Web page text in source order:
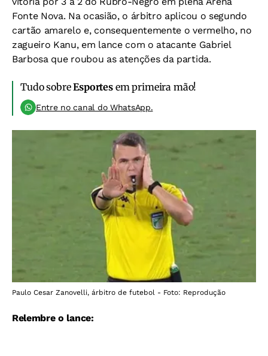
Fonte Nova. Na ocasião, o árbitro aplicou o segundo
cartão amarelo e, consequentemente o vermelho, no
zagueiro Kanu, em lance com o atacante Gabriel
Barbosa que roubou as atenções da partida.
Tudo sobreEsportesem primeira mão!
Entre no canal do WhatsApp.
Paulo Cesar Zanovelli, árbitro de futebol - Foto: Reprodução
Relembre o lance: